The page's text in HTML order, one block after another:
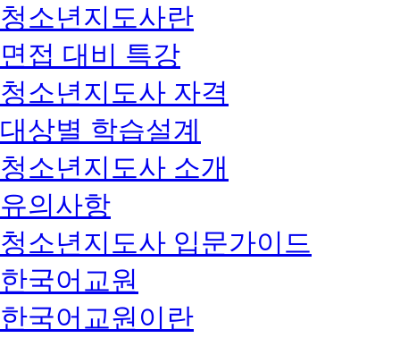
청소년지도사란
면접 대비 특강
청소년지도사 자격
대상별 학습설계
청소년지도사 소개
유의사항
청소년지도사 입문가이드
한국어교원
한국어교원이란